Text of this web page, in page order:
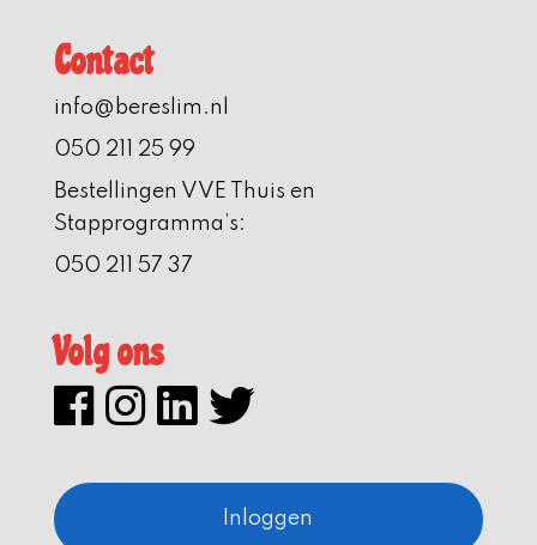
Contact
info@bereslim.nl
050 211 25 99
Bestellingen VVE Thuis en
Stapprogramma’s:
050 211 57 37
Volg ons
Inloggen